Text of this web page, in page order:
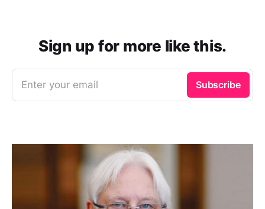
Sign up for more like this.
Enter your email Subscribe